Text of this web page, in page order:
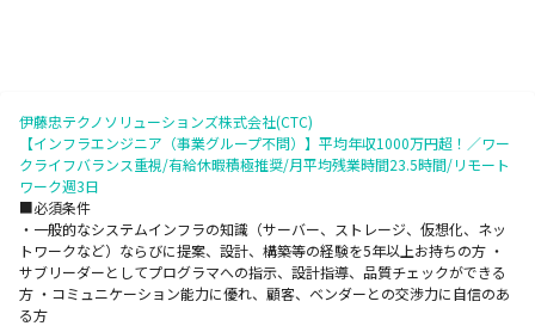
伊藤忠テクノソリューションズ株式会社(CTC)
【インフラエンジニア（事業グループ不問）】平均年収1000万円超！／ワー
クライフバランス重視/有給休暇積極推奨/月平均残業時間23.5時間/リモート
ワーク週3日
■必須条件
・一般的なシステムインフラの知識（サーバー、ストレージ、仮想化、ネッ
トワークなど）ならびに提案、設計、構築等の経験を5年以上お持ちの方 ・
サブリーダーとしてプログラマへの指示、設計指導、品質チェックができる
方 ・コミュニケーション能力に優れ、顧客、ベンダーとの交渉力に自信のあ
る方